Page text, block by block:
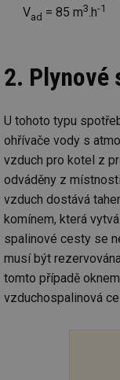
Vad = 85 m3.h-1
2. Plynové
U tohoto typu
ohřívače vody s
vzduch pro kotel z
odváděny z
vzduch dostává
komínem, která
spalinové cesty se
musí být
tomto případě
vzduchospalinová